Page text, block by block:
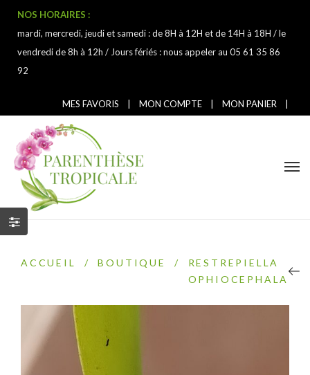
NOS HORAIRES :
mardi, mercredi, jeudi et samedi : de 8H à 12H et de 14H à 18H / le
vendredi de 8h à 12h / Jours fériés : nous appeler au 05 61 35 86
92
MES FAVORIS MON COMPTE MON PANIER
ACCUEIL / BOUTIQUE /
RESTREPIELLA
OPHIOCEPHALA